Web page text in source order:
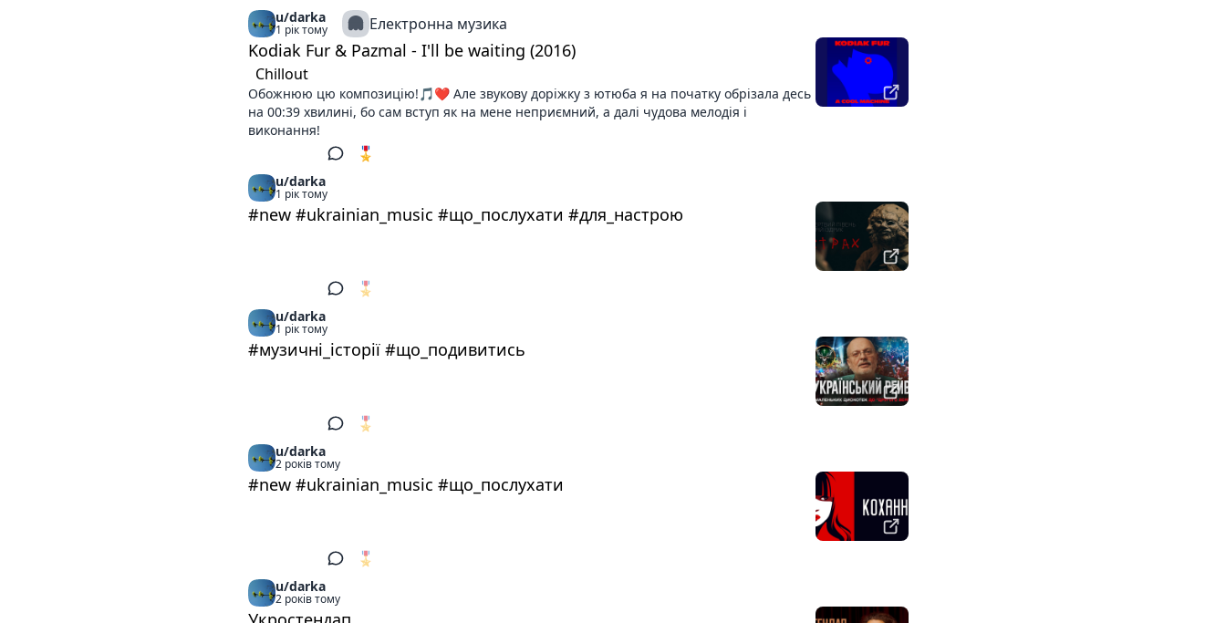
u/darka
1 рік тому Електронна музика
Kodiak Fur & Pazmal - I'll be waiting (2016)
Chillout
Обожнюю цю композицію!🎵❤️ Але звукову доріжку з ютюба я на початку обрізала десь
на 00:39 хвилині, бо сам вступ як на мене неприємний, а далі чудова мелодія і
виконання!
🎖️ 2
u/darka
1 рік тому
#new #ukrainian_music #що_послухати #для_настрою
🎖️
u/darka
1 рік тому
#музичні_історії #що_подивитись
🎖️
u/darka
2 років тому
#new #ukrainian_music #що_послухати
🎖️
u/darka
2 років тому